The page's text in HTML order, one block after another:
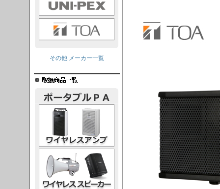
その他 メーカー一覧